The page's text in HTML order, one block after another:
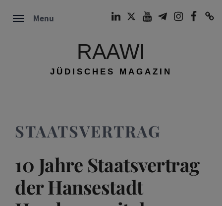
Menu
RAAWI
JÜDISCHES MAGAZIN
STAATSVERTRAG
10 Jahre Staatsvertrag
der Hansestadt